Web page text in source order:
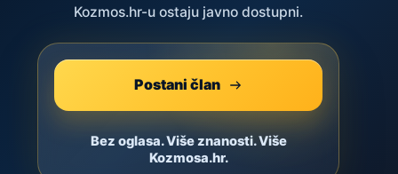
Kozmos.hr-u ostaju javno dostupni.
Postani član
Bez oglasa. Više znanosti. Više
Kozmosa.hr.